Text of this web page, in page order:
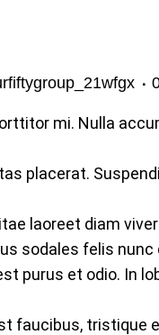
mi. Nulla
placerat.
laoreet diam
sodales felis
purus et odio. In
faucibus,